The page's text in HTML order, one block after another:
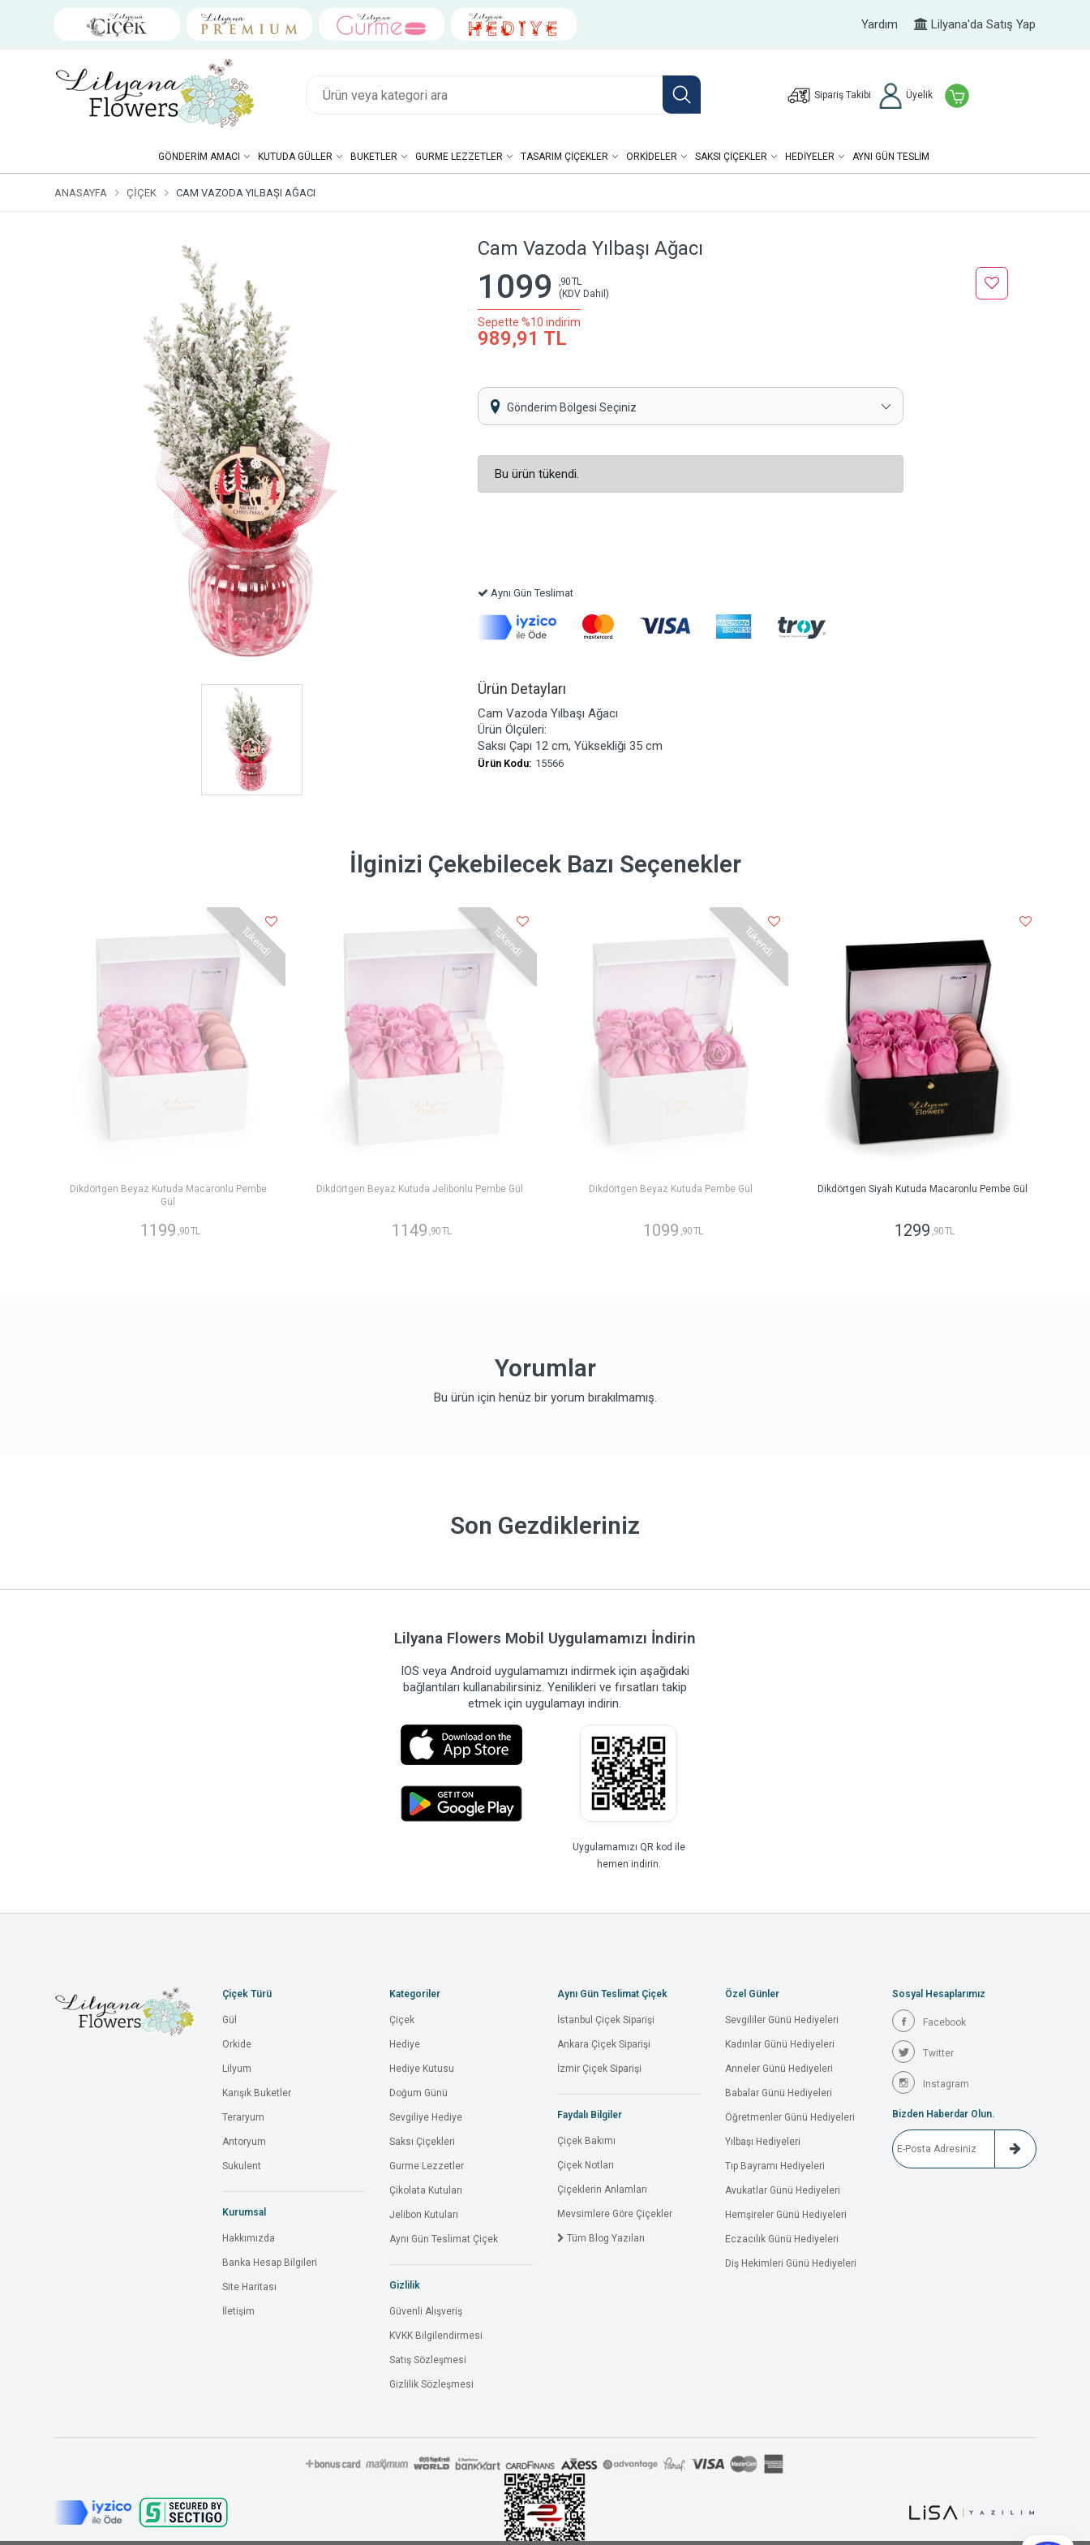
Yardım Lilyana'da Satış Yap
Sipariş Takibi Üyelik
GÖNDERIM AMACI KUTUDA GÜLLER BUKETLER GURME LEZZETLER TASARIM ÇIÇEKLER ORKIDELER SAKSI ÇIÇEKLER HEDIYELER AYNI GÜN TESLİM
ANASAYFA ÇIÇEK CAM VAZODA YILBAŞI AĞACI
Cam Vazoda Yılbaşı Ağacı
1099
,90 TL
(KDV Dahil)
Sepette %10 indirim
989,91 TL
Gönderim Bölgesi Seçiniz
Bu ürün tükendi.
Aynı Gün Teslimat
Ürün Detayları
Cam Vazoda Yılbaşı Ağacı
Ürün Ölçüleri:
Saksı Çapı 12 cm, Yüksekliği 35 cm
Ürün Kodu: 15566
İlginizi Çekebilecek Bazı Seçenekler
Tükendi
Dikdörtgen Beyaz Kutuda Macaronlu Pembe
Gül
1199 ,90 TL
Tükendi
Dikdörtgen Beyaz Kutuda Jelibonlu Pembe Gül
1149 ,90 TL
Tükendi
Dikdörtgen Beyaz Kutuda Pembe Gül
1099 ,90 TL
Dikdörtgen Siyah Kutuda Macaronlu Pembe Gül
1299 ,90 TL
Yorumlar
Bu ürün için henüz bir yorum bırakılmamış.
Son Gezdikleriniz
Lilyana Flowers Mobil Uygulamamızı İndirin
IOS veya Android uygulamamızı indirmek için aşağıdaki
bağlantıları kullanabilirsiniz. Yenilikleri ve fırsatları takip
etmek için uygulamayı indirin.
Uygulamamızı QR kod ile
hemen indirin.
Çiçek Türü
Gül
Orkide
Lilyum
Karışık Buketler
Teraryum
Antoryum
Sukulent
Kurumsal
Hakkımızda
Banka Hesap Bilgileri
Site Haritası
İletişim
Kategoriler
Çiçek
Hediye
Hediye Kutusu
Doğum Günü
Sevgiliye Hediye
Saksı Çiçekleri
Gurme Lezzetler
Çikolata Kutuları
Jelibon Kutuları
Aynı Gün Teslimat Çiçek
Gizlilik
Güvenli Alışveriş
KVKK Bilgilendirmesi
Satış Sözleşmesi
Gizlilik Sözleşmesi
Aynı Gün Teslimat Çiçek
İstanbul Çiçek Siparişi
Ankara Çiçek Siparişi
İzmir Çiçek Siparişi
Faydalı Bilgiler
Çiçek Bakımı
Çiçek Notları
Çiçeklerin Anlamları
Mevsimlere Göre Çiçekler
Tüm Blog Yazıları
Özel Günler
Sevgililer Günü Hediyeleri
Kadınlar Günü Hediyeleri
Anneler Günü Hediyeleri
Babalar Günü Hediyeleri
Öğretmenler Günü Hediyeleri
Yılbaşı Hediyeleri
Tıp Bayramı Hediyeleri
Avukatlar Günü Hediyeleri
Hemşireler Günü Hediyeleri
Eczacılık Günü Hediyeleri
Diş Hekimleri Günü Hediyeleri
Sosyal Hesaplarımız
Facebook
Twitter
Instagram
Bizden Haberdar Olun.